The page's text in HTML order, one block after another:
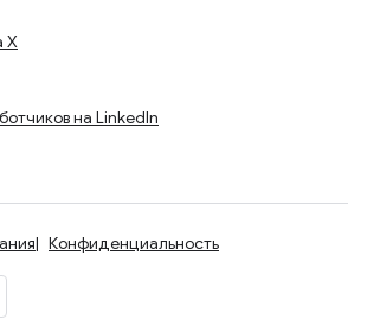
X
на LinkedIn
Конфиденциальность